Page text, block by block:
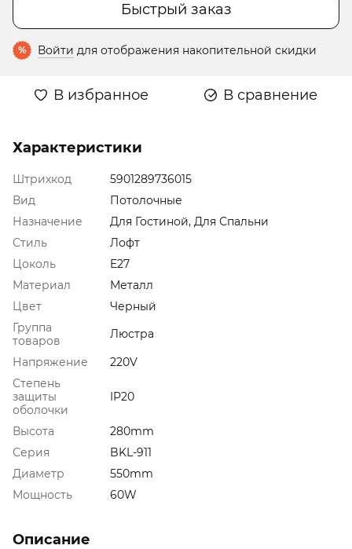
Быстрый заказ
% Войти для отображения накопительной скидки
В избранное В сравнение
Характеристики
Штрихкод
5901289736015
Вид
Потолочные
Назначение
Для Гостиной, Для Спальни
Стиль
Лофт
Цоколь
E27
Материал
Металл
Цвет
Черный
Группа
товаров
Люстра
Напряжение
220V
Степень
защиты
оболочки
IP20
Высота
280mm
Серия
BKL-911
Диаметр
550mm
Мощность
60W
Описание